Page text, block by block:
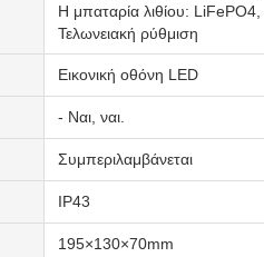
Η μπαταρία λιθίου:
Τελωνειακή ρύθμιση
Εικονική οθόνη LED
- Ναι, ναι.
Συμπεριλαμβάνεται
IP43
195×130×70mm